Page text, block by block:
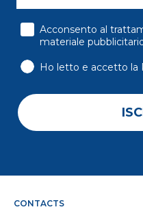
consenso
Acconsento al
materiale
Ho letto e accetto la
CONTACTS